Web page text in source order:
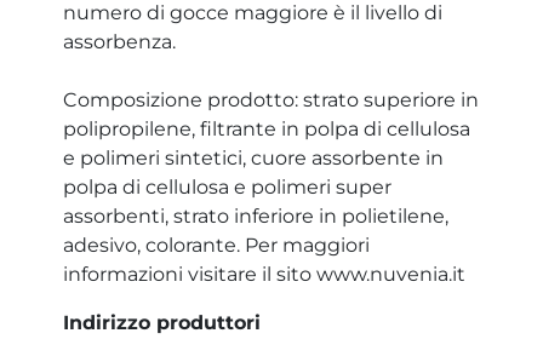
numero di gocce maggiore è il livello di
assorbenza.
Composizione prodotto: strato superiore in
polipropilene, filtrante in polpa di cellulosa
e polimeri sintetici, cuore assorbente in
polpa di cellulosa e polimeri super
assorbenti, strato inferiore in polietilene,
adesivo, colorante. Per maggiori
informazioni visitare il sito www.nuvenia.it
Indirizzo produttori